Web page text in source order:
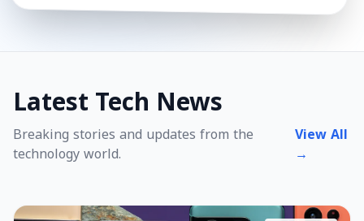
Latest Tech News
Breaking stories and updates from the
technology world.
View All
→